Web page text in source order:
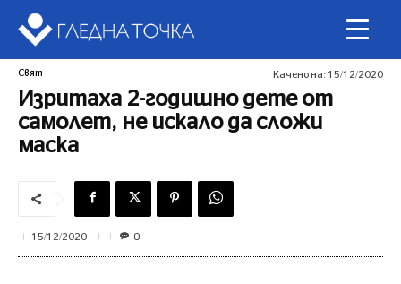
Свят Качено на: 15/12/2020
Изритаха 2-годишно дете от
самолет, не искало да сложи
маска
15/12/2020 0